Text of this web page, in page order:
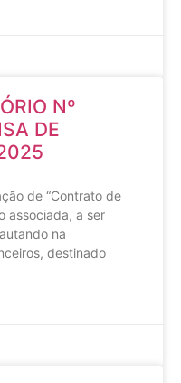
Nº
DE
de “Contrato de
associada, a ser
na
destinado